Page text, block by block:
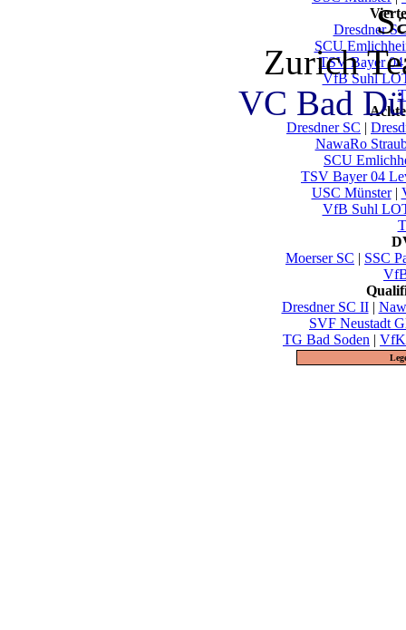
Dresdner
SCU
TSV Bayer 04
VfB Suhl
Dresdner SC |
NawaRo
SCU
TSV Bayer 04
USC Münster|
VfB Suhl
Moerser SC | SSC
Dresdner SC II|
SVF Neustadt
TG Bad Soden | VfK
Zurich
VC Bad